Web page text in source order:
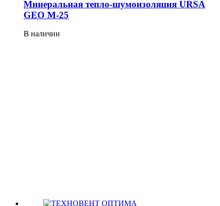
Минеральная тепло-шумоизоляция URSA
GEO М-25
В наличии